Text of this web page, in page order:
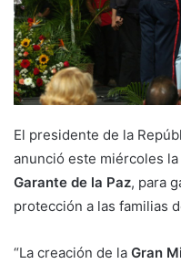
El presidente de la
anunció este miércoles
Garante de la Paz, para
protección a las familias
“La creación de la Gran